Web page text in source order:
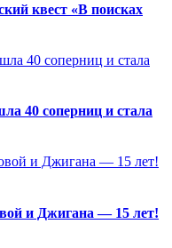
квест «В поисках
40 соперниц и стала
и Джигана — 15 лет!